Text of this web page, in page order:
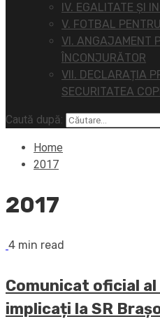
IV. EGALITATE ȘI
V. FOTBAL
VI. ANGAJAMENT
ÎNCONJURĂTOR
VII. DECLARAȚIA
SECURITATEA
Caută după:
Home
2017
2017
4 min read
Comunicat oficial
implicați la SR